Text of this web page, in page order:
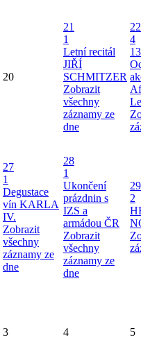
20
21
1
Letní recitál
JIŘÍ
SCHMITZER
Zobrazit
všechny
záznamy ze
dne
22
4
27
1
Degustace
vín KARLA
IV.
Zobrazit
všechny
záznamy ze
dne
28
1
Ukončení
prázdnin s
IZS a
armádou ČR
Zobrazit
všechny
záznamy ze
dne
29
2
3 4 5